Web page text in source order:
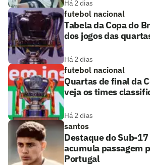
Há 2 dias
futebol nacional
Tabela da Copa do
dos jogos das
Há 2 dias
futebol nacional
Quartas de final da
veja os times
Há 2 dias
santos
Destaque do Sub-
acumula passagem
Portugal